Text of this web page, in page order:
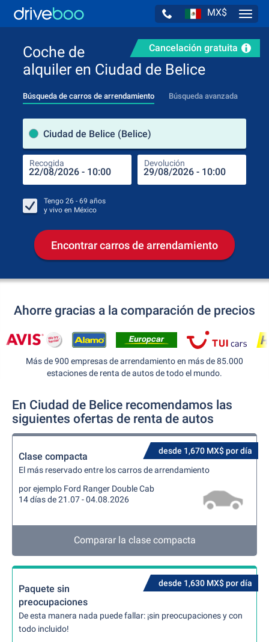
MX$
Cancelación gratuita
Coche de
alquiler en Ciudad de Belice
Búsqueda de carros de arrendamiento Búsqueda avanzada
Ciudad de Belice (Belice)
Recogida Devolución
Tengo 26 - 69 años
y vivo en México
Encontrar carros de arrendamiento
Ahorre gracias a la comparación de precios
Más de 900 empresas de arrendamiento en más de 85.000
estaciones de renta de autos de todo el mundo.
En Ciudad de Belice recomendamos las
siguientes ofertas de renta de autos
desde 1,670 MX$ por día
Clase compacta
El más reservado entre los carros de arrendamiento
por ejemplo Ford Ranger Double Cab
14 días de 21.07 - 04.08.2026
Comparar la clase compacta
desde 1,630 MX$ por día
Paquete sin
preocupaciones
De esta manera nada puede fallar: ¡sin preocupaciones y con
todo incluido!